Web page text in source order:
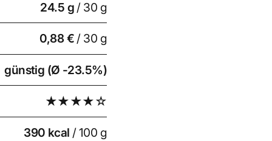
24.5 g / 30 g
0,88 € / 30 g
günstig (Ø -23.5%)
★★★★☆
390 kcal / 100 g